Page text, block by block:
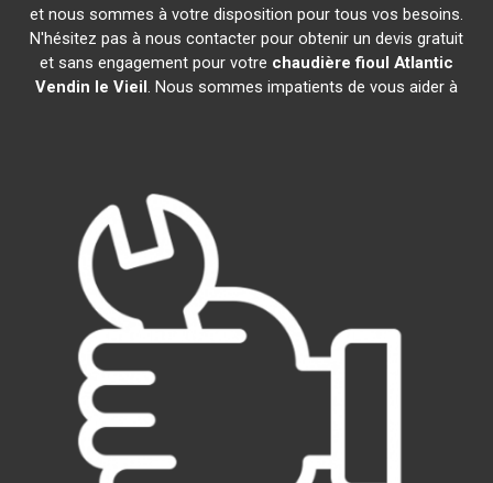
et nous sommes à votre disposition pour tous vos besoins.
N'hésitez pas à nous contacter pour obtenir un devis gratuit
et sans engagement pour votre chaudière fioul Atlantic
Vendin le Vieil. Nous sommes impatients de vous aider à